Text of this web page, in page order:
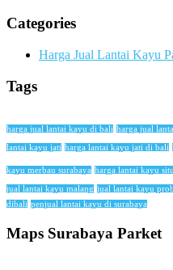
Categories
Harga Jual Lantai Kayu
Tags
harga jual lantai kayu di bali harga jual
lantai kayu jati harga lantai kayu jati di bali
kayu merbau surabaya harga lantai kayu
jual lantai kayu malang jual lantai kayu
dibali penjual lantai kayu di surabaya
Maps Surabaya Parket